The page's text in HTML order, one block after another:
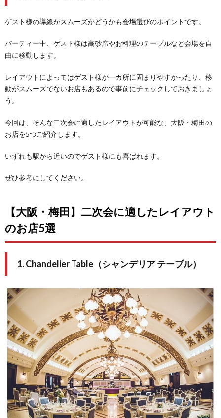
ゲスト様の導線がスムーズかどうかも会場選びのポイントです。
パーティー中、ゲスト様は高砂席やお料理のテーブルなど会場を自
由に移動します。
レイアウトによってはゲスト様が一カ所に固まりやすかったり、移
動がスムーズでないお店もあるので事前にチェックしておきましょ
う。
今回は、そんな二次会に適したレイアウトが可能な、大阪・梅田の
お店を5つご紹介します。
いずれも駅から近いのでゲスト様にも喜ばれます。
ぜひ参考にしてください。
【大阪・梅田】二次会に適したレイアウト
のお店5選
1. Chandelier Table（シャンデリア テーブル）